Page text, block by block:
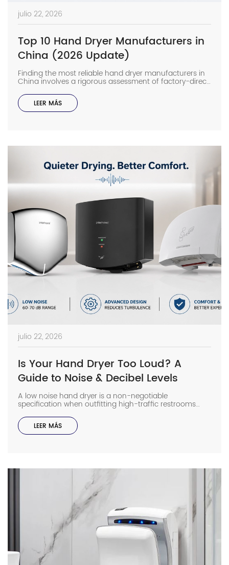
julio 22, 2026
Top 10 Hand Dryer Manufacturers in
China (2026 Update)
Finding the most reliable hand dryer manufacturers in
China involves a rigorous assessment of factory-direct
R&D and field-tested durability. For senior contractors,
selecting a partner with vertically integrated production
is the only way to avoid the hidden costs of sensor
failures and motor burnout during high-traffic
LEER MÁS
julio 22, 2026
Is Your Hand Dryer Too Loud? A
Guide to Noise & Decibel Levels
A low noise hand dryer is a non-negotiable
specification when outfitting high-traffic restrooms
adjacent to noise-sensitive zones like office pods or
library wings. In my field experience, installing a high-
decibel unit in a hollow-walled restroom often leads to
immediate tenant complaints that require expensive
LEER MÁS